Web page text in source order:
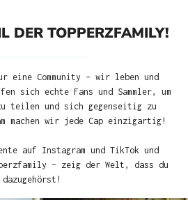
DER TOPPERZFAMILY!
eine Community – wir leben und
sich echte Fans und Sammler, um
teilen und sich gegenseitig zu
machen wir jede Cap einzigartig!
auf Instagram und TikTok und
– zeig der Welt, dass du
dazugehörst!